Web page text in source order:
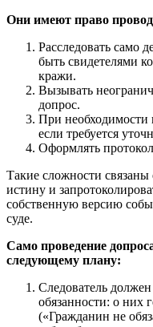
Они имеют право
Расследовать само
быть свидетелями
кражи.
Вызывать
допрос.
При необходимости
если требуется
Оформлять
Такие сложности связаны
истину и
собственную версию
суде.
Само проведение
следующему плану:
Следователь
обязанности: о них
(«Гражданин не